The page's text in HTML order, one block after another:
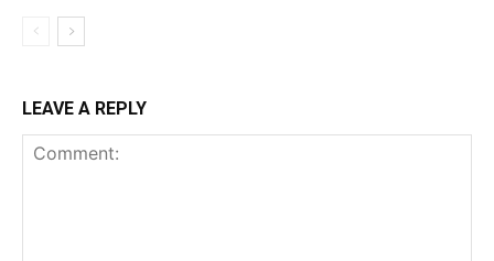
LEAVE A REPLY